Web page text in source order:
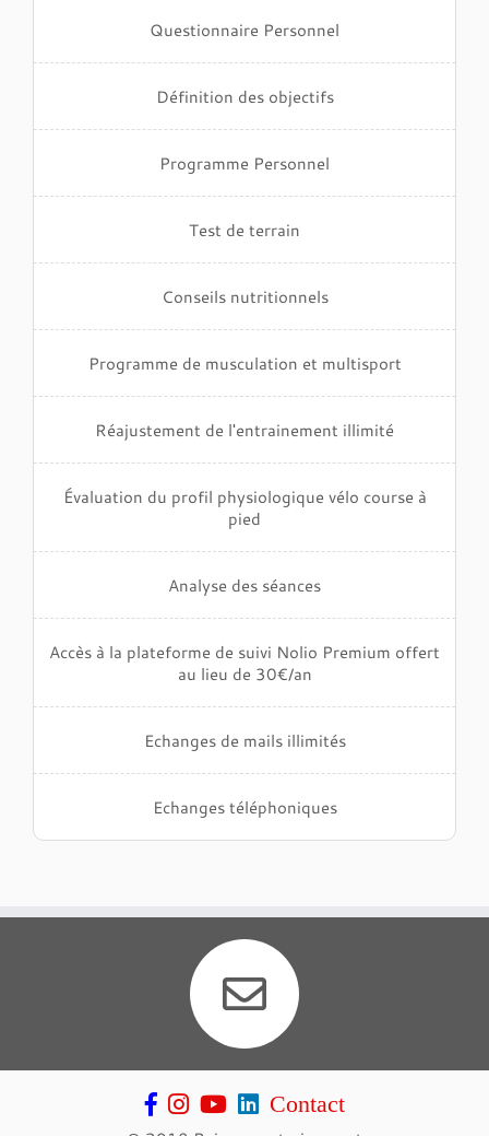
Questionnaire Personnel
Définition des objectifs
Programme Personnel
Test de terrain
Conseils nutritionnels
Programme de musculation et multisport
Réajustement de l'entrainement illimité
Évaluation du profil physiologique vélo course à
pied
Analyse des séances
Accès à la plateforme de suivi Nolio Premium offert
au lieu de 30€/an
Echanges de mails illimités
Echanges téléphoniques
Contact